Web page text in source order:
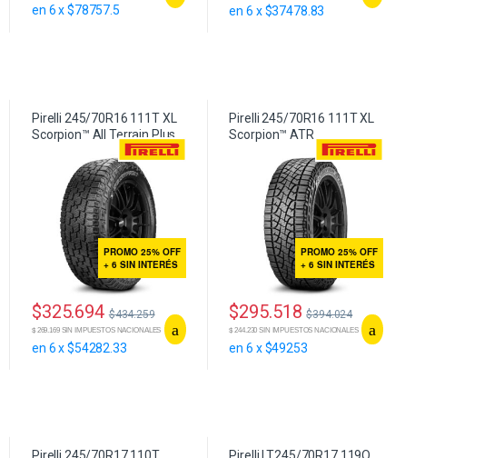
en 6 x $78757.5 en 6 x $37478.83
Pirelli 245/70R16 111T XL
Scorpion™ All Terrain Plus
PROMO 25% OFF
+ 6 SIN INTERÉS
$325.694 $434.259
$ 269.169 SIN IMPUESTOS NACIONALES
en 6 x $54282.33
Pirelli 245/70R16 111T XL
Scorpion™ ATR
PROMO 25% OFF
+ 6 SIN INTERÉS
$295.518 $394.024
$ 244.230 SIN IMPUESTOS NACIONALES
en 6 x $49253
Pirelli 245/70R17 110T
Pirelli LT245/70R17 119Q